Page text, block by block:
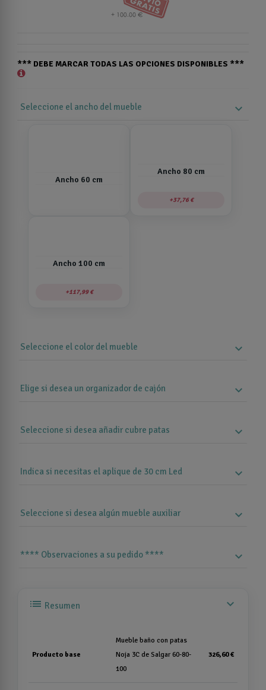
*** DEBE MARCAR TODAS LAS OPCIONES DISPONIBLES ***
Seleccione el ancho del mueble expand_more
Ancho 60 cm
Ancho 80 cm
37,76 €
Ancho 100 cm
117,99 €
Seleccione el color del mueble expand_more
Elige si desea un organizador de cajón expand_more
Seleccione si desea añadir cubre patas expand_more
Indica si necesitas el aplique de 30 cm Led expand_more
Seleccione si desea algún mueble auxiliar expand_more
**** Observaciones a su pedido **** expand_more
list Resumen expand_more
Producto base
Mueble baño con patas
Noja 3C de Salgar 60-80-
100
326,60 €